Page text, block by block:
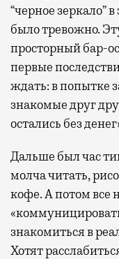
“черное зеркало”
было тревожно.
просторный бар-
первые
ждать: в попытке
знакомые друг
остались без
Дальше был час
молча читать,
кофе. А потом все
знакомиться в
Хотят